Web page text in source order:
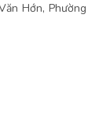
Hớn, Phường